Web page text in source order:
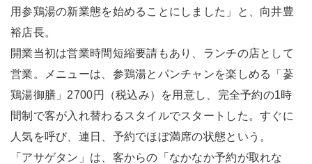
用参鶏湯の新業態を始めることにしました」と、向井豊
裕店長。
開業当初は営業時間短縮要請もあり、ランチの店として
営業。メニューは、参鶏湯とパンチャンを楽しめる「蔘
鶏湯御膳」2700円（税込み）を用意し、完全予約の1時
間制で客が入れ替わるスタイルでスタートした。すぐに
人気を呼び、連日、予約でほぼ満席の状態という。
「アサゲタン」は、客からの「なかなか予約が取れな